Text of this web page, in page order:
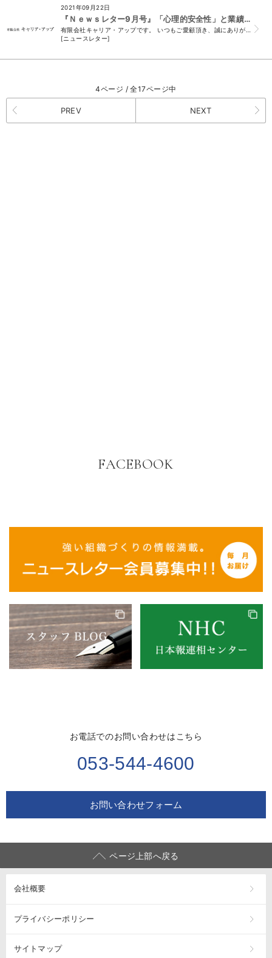
2021年09月22日
『Ｎｅｗｓレター9月号』「心理的安全性」と業績の相関性について
[ニュースレター]
4ページ / 全17ページ中
PREV NEXT
FACEBOOK
お電話でのお問い合わせはこちら
053-544-4600
お問い合わせフォーム
ページ上部へ戻る
会社概要
プライバシーポリシー
サイトマップ